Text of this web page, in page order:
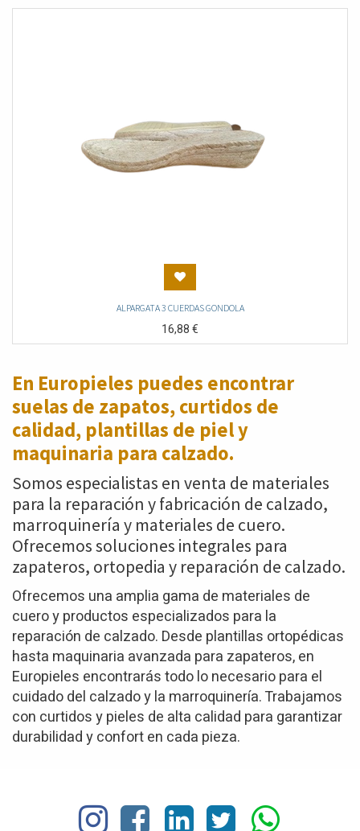
ALPARGATA 3 CUERDAS GONDOLA
16,88€
En Europieles puedes encontrar
suelas de zapatos,curtidos de
calidad, plantillas de piel y
maquinaria para calzado.
Somos especialistas en venta de materiales
para la reparación y fabricación de calzado,
marroquinería y materiales de cuero.
Ofrecemos soluciones integrales para
zapateros, ortopedia y reparación de calzado.
Ofrecemos una amplia gama de materiales de
cuero y productos especializados para la
reparación de calzado. Desde plantillas ortopédicas
hasta maquinaria avanzada para zapateros, en
Europieles encontrarás todo lo necesario para el
cuidado del calzado y la marroquinería. Trabajamos
con curtidos y pieles de alta calidad para garantizar
durabilidad y confort en cada pieza.